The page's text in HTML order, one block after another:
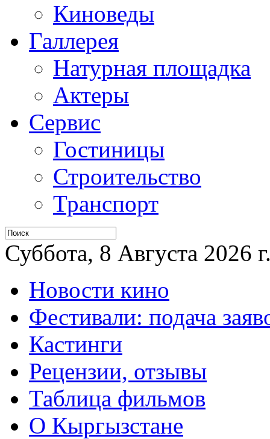
Киноведы
Галлерея
Натурная площадка
Актеры
Сервис
Гостиницы
Строительство
Транспорт
Суббота, 8 Августа 2026
Новости кино
Фестивали: подача
Кастинги
Рецензии, отзывы
Таблица фильмов
О Кыргызстане